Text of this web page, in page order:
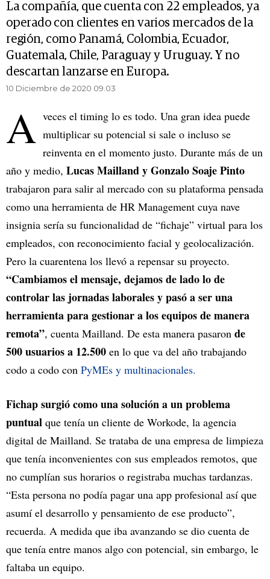
La compañía, que cuenta con 22 empleados, ya
operado con clientes en varios mercados de la
región, como Panamá, Colombia, Ecuador,
Guatemala, Chile, Paraguay y Uruguay. Y no
descartan lanzarse en Europa.
10 Diciembre de 2020 09.03
A veces el timing lo es todo. Una gran idea puede
multiplicar su potencial si sale o incluso se
reinventa en el momento justo. Durante más de un
año y medio, Lucas Mailland y Gonzalo Soaje Pinto
trabajaron para salir al mercado con su plataforma pensada
como una herramienta de HR Management cuya nave
insignia sería su funcionalidad de “fichaje” virtual para los
empleados, con reconocimiento facial y geolocalización.
Pero la cuarentena los llevó a repensar su proyecto.
“Cambiamos el mensaje, dejamos de lado lo de
controlar las jornadas laborales y pasó a ser una
herramienta para gestionar a los equipos de manera
remota”, cuenta Mailland. De esta manera pasaron de
500 usuarios a 12.500 en lo que va del año trabajando
codo a codo con PyMEs y multinacionales.
Fichap surgió como una solución a un problema
puntual que tenía un cliente de Workode, la agencia
digital de Mailland. Se trataba de una empresa de limpieza
que tenía inconvenientes con sus empleados remotos, que
no cumplían sus horarios o registraba muchas tardanzas.
“Esta persona no podía pagar una app profesional así que
asumí el desarrollo y pensamiento de ese producto”,
recuerda. A medida que iba avanzando se dio cuenta de
que tenía entre manos algo con potencial, sin embargo, le
faltaba un equipo.